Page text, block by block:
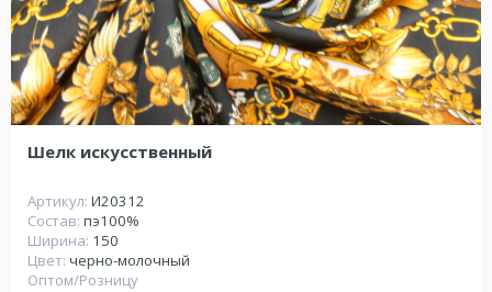
Шелк искусственный
Артикул: И20312
Состав: пэ100%
Ширина: 150
Цвет: черно-молочный
Оптом/Розницу